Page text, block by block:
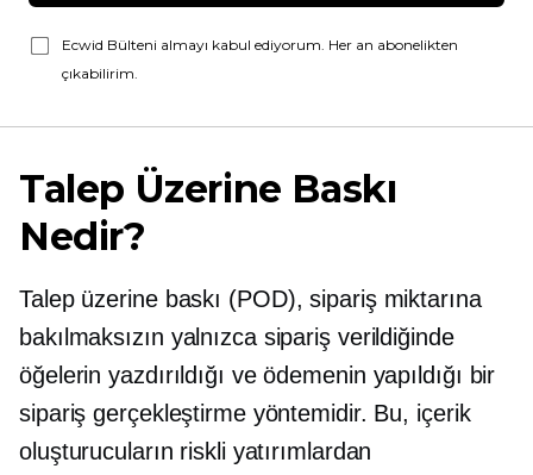
Ecwid Bülteni almayı kabul ediyorum. Her an abonelikten
çıkabilirim.
Talep Üzerine Baskı
Nedir?
Talep üzerine baskı (POD), sipariş miktarına
bakılmaksızın yalnızca sipariş verildiğinde
öğelerin yazdırıldığı ve ödemenin yapıldığı bir
sipariş gerçekleştirme yöntemidir. Bu, içerik
oluşturucuların riskli yatırımlardan